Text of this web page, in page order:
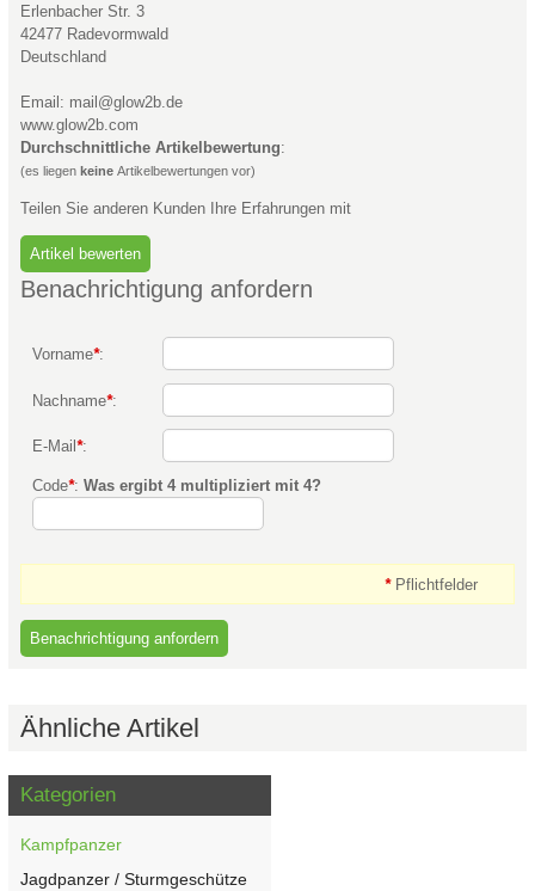
Erlenbacher Str. 3
42477 Radevormwald
Deutschland
Email: mail@glow2b.de
www.glow2b.com
Durchschnittliche Artikelbewertung:
(es liegen keine Artikelbewertungen vor)
Teilen Sie anderen Kunden Ihre Erfahrungen mit
Benachrichtigung anfordern
Vorname*:
Nachname*:
E-Mail *:
Code*: Was ergibt 4 multipliziert mit 4?
*Pflichtfelder
Ähnliche Artikel
Kategorien
Kampfpanzer
Jagdpanzer / Sturmgeschütze